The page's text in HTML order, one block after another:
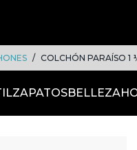
COLCHÓN PARAÍSO 1
ZAPATOSBELLEZA